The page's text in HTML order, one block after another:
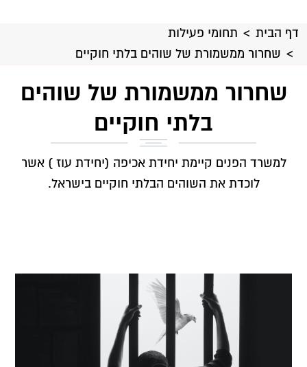
דף הבית
תחומי פעילות
שחרור ממשמורת של שוהים בלתי חוקיים
שחרור ממשמורת של שוהים
בלתי חוקיים
למשרד הפנים קיימת יחידת אכיפה (יחידת עוז ) אשר
לוכדת את השוהים הבלתי חוקיים בישראל.